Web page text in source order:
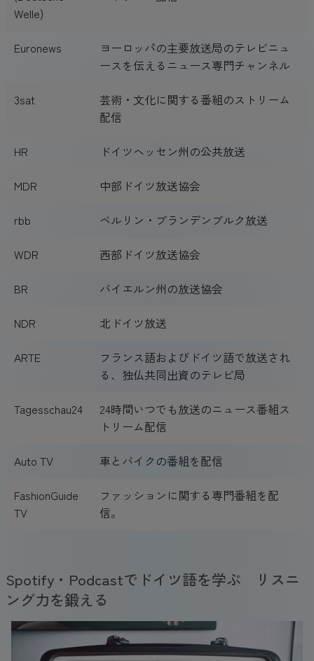
Welle)
Euronews
ヨーロッパの主要放送局のテレビニュ
ースを伝えるニュース専門チャンネル
3sat
芸術・文化に関する番組のストリーム
配信
HR ドイツヘッセン州の公共放送
MDR 中部ドイツ放送協会
rbb ベルリン・ブランデンブルク放送
WDR 西部ドイツ放送協会
BR バイエルン州の放送協会
NDR 北ドイツ放送
ARTE
フランス語およびドイツ語で放送され
る、独仏共同出資のテレビ局
Tagesschau24
24時間いつでも放送のニュース番組ス
トリーム配信
Auto TV 車とバイクの番組を配信
FashionGuide
TV
ファッションに関する専門番組を配
信。
Spotify・Podcastでドイツ語を学ぶ リスニ
ング力を鍛える